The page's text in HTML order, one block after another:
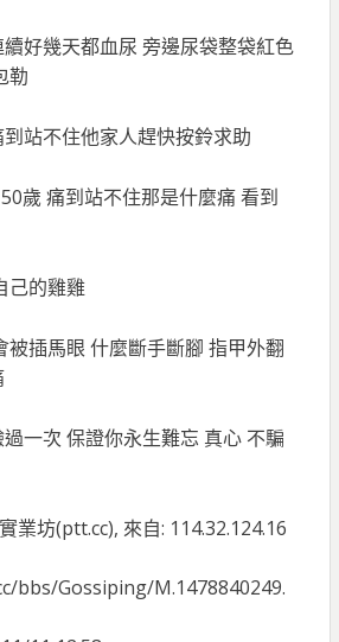
好幾天都血尿 旁邊尿袋整袋紅色
勒
站不住他家人趕快按鈴求助
歲 痛到站不住那是什麼痛 看到
己的雞雞
被插馬眼 什麼斷手斷腳 指甲外翻
一次 保證你永生難忘 真心 不騙
業坊(ptt.cc), 來自: 114.32.124.16
bbs/Gossiping/M.1478840249.